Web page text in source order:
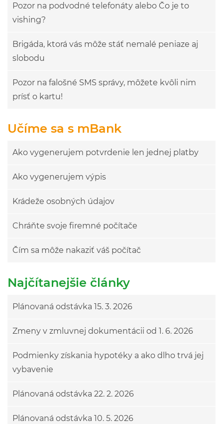
Pozor na podvodné telefonáty alebo Čo je to
vishing?
Brigáda, ktorá vás môže stáť nemalé peniaze aj
slobodu
Pozor na falošné SMS správy, môžete kvôli nim
prísť o kartu!
Učíme sa s mBank
Ako vygenerujem potvrdenie len jednej platby
Ako vygenerujem výpis
Krádeže osobných údajov
Chráňte svoje firemné počítače
Čím sa môže nakaziť váš počítač
Najčítanejšie články
Plánovaná odstávka 15. 3. 2026
Zmeny v zmluvnej dokumentácii od 1. 6. 2026
Podmienky získania hypotéky a ako dlho trvá jej
vybavenie
Plánovaná odstávka 22. 2. 2026
Plánovaná odstávka 10. 5. 2026